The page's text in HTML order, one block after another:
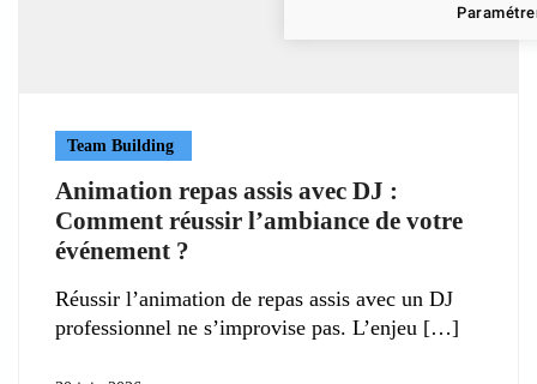
Team Building
Animation repas assis avec DJ :
Comment réussir l’ambiance de votre
événement ?
Réussir l’animation de repas assis avec un DJ
professionnel ne s’improvise pas. L’enjeu